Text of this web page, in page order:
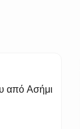
από Ασήμι